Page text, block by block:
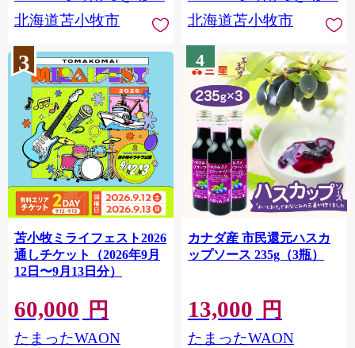
北海道苫小牧市
北海道苫小牧市
3
苫小牧ミライフェスト2026
通しチケット（2026年9月
12日〜9月13日分）
60,000 円
たまったWAON
4
カナダ産 市民還元ハスカ
ップソース 235g（3瓶）
13,000 円
たまったWAON